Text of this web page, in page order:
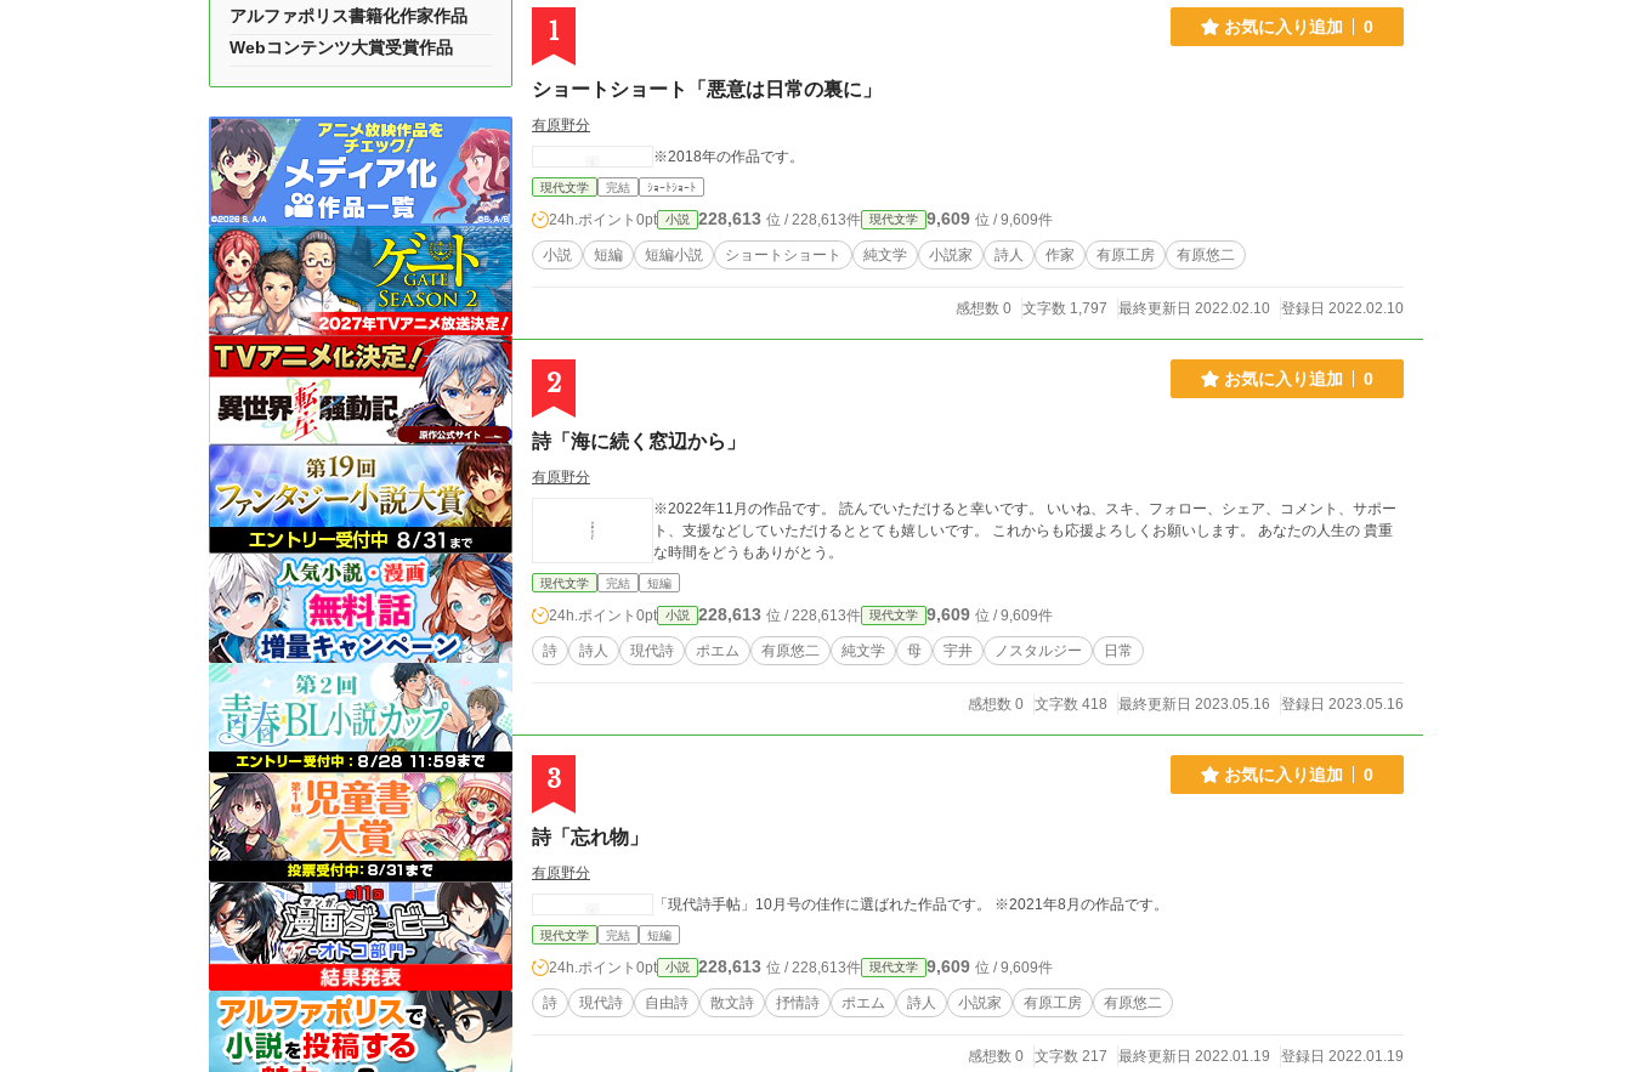
1 お気に入り追加 0
ショートショート「悪意は日常の裏に」
有原野分
※2018年の作品です。
現代文学 完結 ｼｮｰﾄｼｮｰﾄ
24h.ポイント 0pt 小説 228,613 位 / 228,613件 現代文学 9,609 位 / 9,609件
小説 短編 短編小説 ショートショート 純文学 小説家 詩人 作家 有原工房 有原悠二
感想数 0 文字数 1,797 最終更新日 2022.02.10 登録日 2022.02.10
2 お気に入り追加 0
詩「海に続く窓辺から」
有原野分
※2022年11月の作品です。 読んでいただけると幸いです。 いいね、スキ、フォロー、シェア、コメント、サポー
ト、支援などしていただけるととても嬉しいです。 これからも応援よろしくお願いします。 あなたの人生の 貴重
な時間をどうもありがとう。
現代文学 完結 短編
24h.ポイント 0pt 小説 228,613 位 / 228,613件 現代文学 9,609 位 / 9,609件
詩 詩人 現代詩 ポエム 有原悠二 純文学 母 宇井 ノスタルジー 日常
感想数 0 文字数 418 最終更新日 2023.05.16 登録日 2023.05.16
3 お気に入り追加 0
詩「忘れ物」
有原野分
「現代詩手帖」10月号の佳作に選ばれた作品です。 ※2021年8月の作品です。
現代文学 完結 短編
24h.ポイント 0pt 小説 228,613 位 / 228,613件 現代文学 9,609 位 / 9,609件
詩 現代詩 自由詩 散文詩 抒情詩 ポエム 詩人 小説家 有原工房 有原悠二
感想数 0 文字数 217 最終更新日 2022.01.19 登録日 2022.01.19
アルファポリス書籍化作家作品
Webコンテンツ大賞受賞作品